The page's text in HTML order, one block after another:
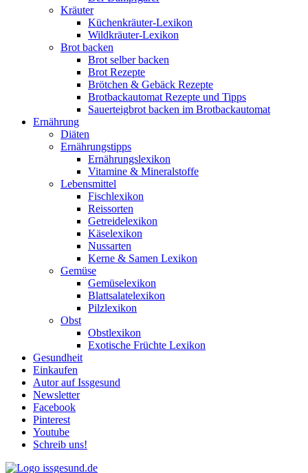
Kräuter
Küchenkräuter-Lexikon
Wildkräuter-Lexikon
Brot backen
Brot selber backen
Brot Rezepte
Brötchen & Gebäck Rezepte
Brotbackautomat Rezepte und Tipps
Sauerteigbrot backen im Brotbackautomat
Ernährung
Diäten
Ernährungstipps
Ernährungslexikon
Vitamine & Mineralstoffe
Lebensmittel
Fischlexikon
Reissorten
Getreidelexikon
Käselexikon
Nussarten
Kerne & Samen Lexikon
Gemüse
Gemüselexikon
Blattsalatelexikon
Pilzlexikon
Obst
Obstlexikon
Exotische Früchte Lexikon
Gesundheit
Einkaufen
Autor auf Issgesund
Newsletter
Facebook
Pinterest
Youtube
Schreib uns!